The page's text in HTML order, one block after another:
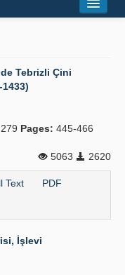
Tebrizli Çini
Pages: 445-466
5063
2620
Text PDF
İşlevi